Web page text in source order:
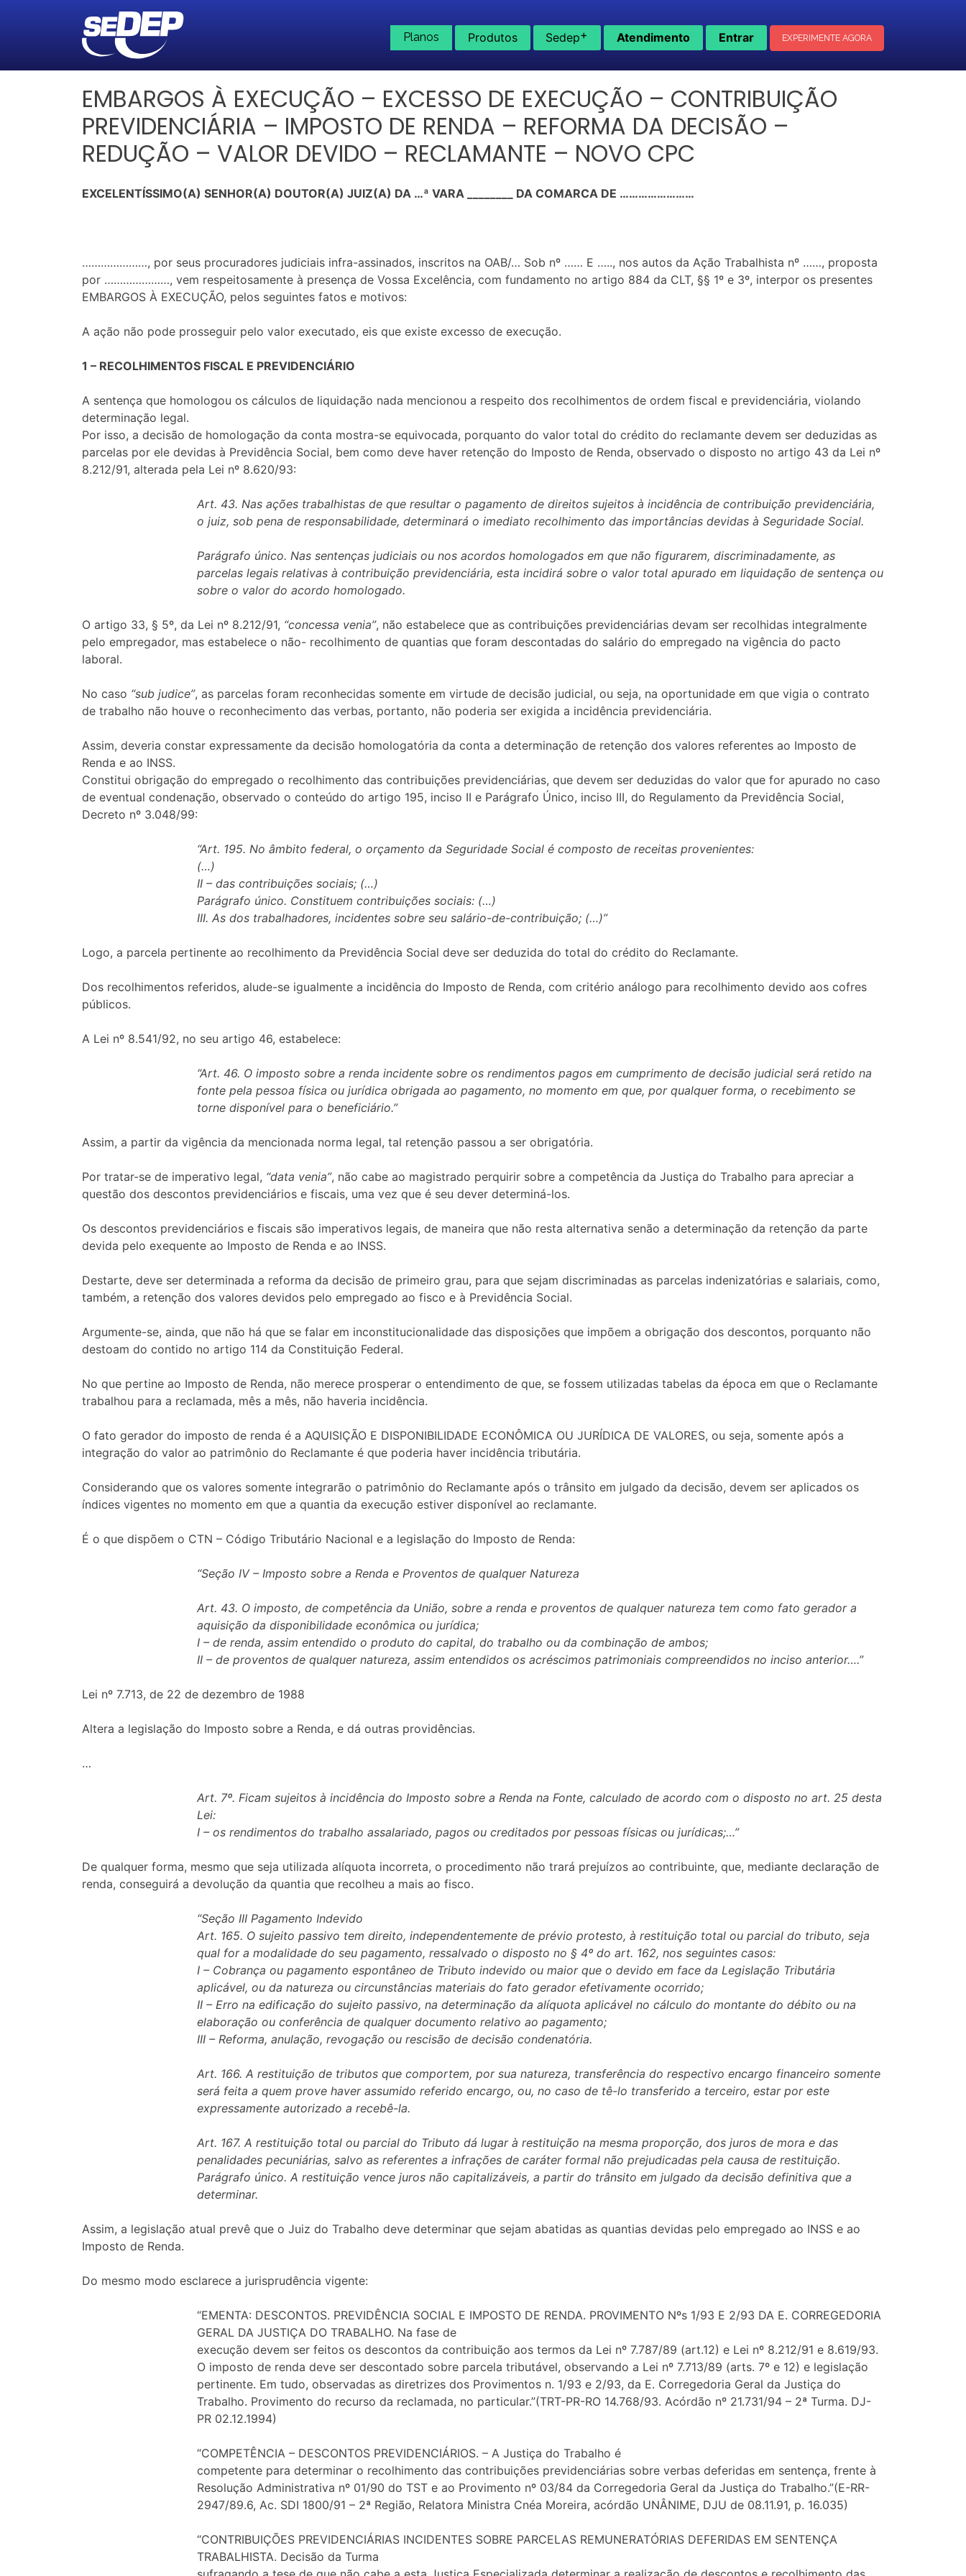
Planos Produtos Sedep+ Atendimento Entrar EXPERIMENTE AGORA
EMBARGOS À EXECUÇÃO – EXCESSO DE EXECUÇÃO – CONTRIBUIÇÃO
PREVIDENCIÁRIA – IMPOSTO DE RENDA – REFORMA DA DECISÃO –
REDUÇÃO – VALOR DEVIDO – RECLAMANTE – NOVO CPC
EXCELENTÍSSIMO(A) SENHOR(A) DOUTOR(A) JUIZ(A) DA …ª VARA ________ DA COMARCA DE ……………………
…………………, por seus procuradores judiciais infra-assinados, inscritos na OAB/… Sob nº …… E ….., nos autos da Ação Trabalhista nº ……, proposta
por …………………, vem respeitosamente à presença de Vossa Excelência, com fundamento no artigo 884 da CLT, §§ 1º e 3º, interpor os presentes
EMBARGOS À EXECUÇÃO, pelos seguintes fatos e motivos:
A ação não pode prosseguir pelo valor executado, eis que existe excesso de execução.
1 – RECOLHIMENTOS FISCAL E PREVIDENCIÁRIO
A sentença que homologou os cálculos de liquidação nada mencionou a respeito dos recolhimentos de ordem fiscal e previdenciária, violando
determinação legal.
Por isso, a decisão de homologação da conta mostra-se equivocada, porquanto do valor total do crédito do reclamante devem ser deduzidas as
parcelas por ele devidas à Previdência Social, bem como deve haver retenção do Imposto de Renda, observado o disposto no artigo 43 da Lei nº
8.212/91, alterada pela Lei nº 8.620/93:
Art. 43. Nas ações trabalhistas de que resultar o pagamento de direitos sujeitos à incidência de contribuição previdenciária,
o juiz, sob pena de responsabilidade, determinará o imediato recolhimento das importâncias devidas à Seguridade Social.
Parágrafo único. Nas sentenças judiciais ou nos acordos homologados em que não figurarem, discriminadamente, as
parcelas legais relativas à contribuição previdenciária, esta incidirá sobre o valor total apurado em liquidação de sentença ou
sobre o valor do acordo homologado.
O artigo 33, § 5º, da Lei nº 8.212/91, “concessa venia”, não estabelece que as contribuições previdenciárias devam ser recolhidas integralmente
pelo empregador, mas estabelece o não- recolhimento de quantias que foram descontadas do salário do empregado na vigência do pacto
laboral.
No caso “sub judice”, as parcelas foram reconhecidas somente em virtude de decisão judicial, ou seja, na oportunidade em que vigia o contrato
de trabalho não houve o reconhecimento das verbas, portanto, não poderia ser exigida a incidência previdenciária.
Assim, deveria constar expressamente da decisão homologatória da conta a determinação de retenção dos valores referentes ao Imposto de
Renda e ao INSS.
Constitui obrigação do empregado o recolhimento das contribuições previdenciárias, que devem ser deduzidas do valor que for apurado no caso
de eventual condenação, observado o conteúdo do artigo 195, inciso II e Parágrafo Único, inciso III, do Regulamento da Previdência Social,
Decreto nº 3.048/99:
“Art. 195. No âmbito federal, o orçamento da Seguridade Social é composto de receitas provenientes:
(…)
II – das contribuições sociais; (…)
Parágrafo único. Constituem contribuições sociais: (…)
III. As dos trabalhadores, incidentes sobre seu salário-de-contribuição; (…)”
Logo, a parcela pertinente ao recolhimento da Previdência Social deve ser deduzida do total do crédito do Reclamante.
Dos recolhimentos referidos, alude-se igualmente a incidência do Imposto de Renda, com critério análogo para recolhimento devido aos cofres
públicos.
A Lei nº 8.541/92, no seu artigo 46, estabelece:
“Art. 46. O imposto sobre a renda incidente sobre os rendimentos pagos em cumprimento de decisão judicial será retido na
fonte pela pessoa física ou jurídica obrigada ao pagamento, no momento em que, por qualquer forma, o recebimento se
torne disponível para o beneficiário.”
Assim, a partir da vigência da mencionada norma legal, tal retenção passou a ser obrigatória.
Por tratar-se de imperativo legal, “data venia”, não cabe ao magistrado perquirir sobre a competência da Justiça do Trabalho para apreciar a
questão dos descontos previdenciários e fiscais, uma vez que é seu dever determiná-los.
Os descontos previdenciários e fiscais são imperativos legais, de maneira que não resta alternativa senão a determinação da retenção da parte
devida pelo exequente ao Imposto de Renda e ao INSS.
Destarte, deve ser determinada a reforma da decisão de primeiro grau, para que sejam discriminadas as parcelas indenizatórias e salariais, como,
também, a retenção dos valores devidos pelo empregado ao fisco e à Previdência Social.
Argumente-se, ainda, que não há que se falar em inconstitucionalidade das disposições que impõem a obrigação dos descontos, porquanto não
destoam do contido no artigo 114 da Constituição Federal.
No que pertine ao Imposto de Renda, não merece prosperar o entendimento de que, se fossem utilizadas tabelas da época em que o Reclamante
trabalhou para a reclamada, mês a mês, não haveria incidência.
O fato gerador do imposto de renda é a AQUISIÇÃO E DISPONIBILIDADE ECONÔMICA OU JURÍDICA DE VALORES, ou seja, somente após a
integração do valor ao patrimônio do Reclamante é que poderia haver incidência tributária.
Considerando que os valores somente integrarão o patrimônio do Reclamante após o trânsito em julgado da decisão, devem ser aplicados os
índices vigentes no momento em que a quantia da execução estiver disponível ao reclamante.
É o que dispõem o CTN – Código Tributário Nacional e a legislação do Imposto de Renda:
“Seção IV – Imposto sobre a Renda e Proventos de qualquer Natureza
Art. 43. O imposto, de competência da União, sobre a renda e proventos de qualquer natureza tem como fato gerador a
aquisição da disponibilidade econômica ou jurídica;
I – de renda, assim entendido o produto do capital, do trabalho ou da combinação de ambos;
II – de proventos de qualquer natureza, assim entendidos os acréscimos patrimoniais compreendidos no inciso anterior….”
Lei nº 7.713, de 22 de dezembro de 1988
Altera a legislação do Imposto sobre a Renda, e dá outras providências.
…
Art. 7º. Ficam sujeitos à incidência do Imposto sobre a Renda na Fonte, calculado de acordo com o disposto no art. 25 desta
Lei:
I – os rendimentos do trabalho assalariado, pagos ou creditados por pessoas físicas ou jurídicas;…”
De qualquer forma, mesmo que seja utilizada alíquota incorreta, o procedimento não trará prejuízos ao contribuinte, que, mediante declaração de
renda, conseguirá a devolução da quantia que recolheu a mais ao fisco.
“Seção III Pagamento Indevido
Art. 165. O sujeito passivo tem direito, independentemente de prévio protesto, à restituição total ou parcial do tributo, seja
qual for a modalidade do seu pagamento, ressalvado o disposto no § 4º do art. 162, nos seguintes casos:
I – Cobrança ou pagamento espontâneo de Tributo indevido ou maior que o devido em face da Legislação Tributária
aplicável, ou da natureza ou circunstâncias materiais do fato gerador efetivamente ocorrido;
II – Erro na edificação do sujeito passivo, na determinação da alíquota aplicável no cálculo do montante do débito ou na
elaboração ou conferência de qualquer documento relativo ao pagamento;
III – Reforma, anulação, revogação ou rescisão de decisão condenatória.
Art. 166. A restituição de tributos que comportem, por sua natureza, transferência do respectivo encargo financeiro somente
será feita a quem prove haver assumido referido encargo, ou, no caso de tê-lo transferido a terceiro, estar por este
expressamente autorizado a recebê-la.
Art. 167. A restituição total ou parcial do Tributo dá lugar à restituição na mesma proporção, dos juros de mora e das
penalidades pecuniárias, salvo as referentes a infrações de caráter formal não prejudicadas pela causa de restituição.
Parágrafo único. A restituição vence juros não capitalizáveis, a partir do trânsito em julgado da decisão definitiva que a
determinar.
Assim, a legislação atual prevê que o Juiz do Trabalho deve determinar que sejam abatidas as quantias devidas pelo empregado ao INSS e ao
Imposto de Renda.
Do mesmo modo esclarece a jurisprudência vigente:
“EMENTA: DESCONTOS. PREVIDÊNCIA SOCIAL E IMPOSTO DE RENDA. PROVIMENTO Nºs 1/93 E 2/93 DA E. CORREGEDORIA
GERAL DA JUSTIÇA DO TRABALHO. Na fase de
execução devem ser feitos os descontos da contribuição aos termos da Lei nº 7.787/89 (art.12) e Lei nº 8.212/91 e 8.619/93.
O imposto de renda deve ser descontado sobre parcela tributável, observando a Lei nº 7.713/89 (arts. 7º e 12) e legislação
pertinente. Em tudo, observadas as diretrizes dos Provimentos n. 1/93 e 2/93, da E. Corregedoria Geral da Justiça do
Trabalho. Provimento do recurso da reclamada, no particular.”(TRT-PR-RO 14.768/93. Acórdão nº 21.731/94 – 2ª Turma. DJ-
PR 02.12.1994)
“COMPETÊNCIA – DESCONTOS PREVIDENCIÁRIOS. – A Justiça do Trabalho é
competente para determinar o recolhimento das contribuições previdenciárias sobre verbas deferidas em sentença, frente à
Resolução Administrativa nº 01/90 do TST e ao Provimento nº 03/84 da Corregedoria Geral da Justiça do Trabalho.”(E-RR-
2947/89.6, Ac. SDI 1800/91 – 2ª Região, Relatora Ministra Cnéa Moreira, acórdão UNÂNIME, DJU de 08.11.91, p. 16.035)
“CONTRIBUIÇÕES PREVIDENCIÁRIAS INCIDENTES SOBRE PARCELAS REMUNERATÓRIAS DEFERIDAS EM SENTENÇA
TRABALHISTA. Decisão da Turma